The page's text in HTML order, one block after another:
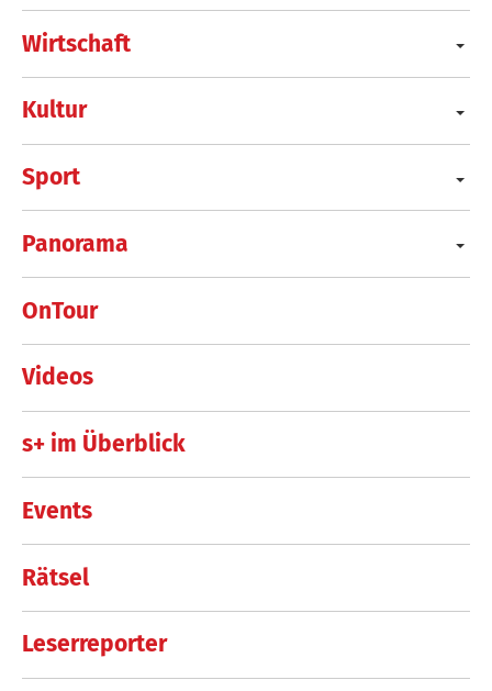
Wirtschaft
Kultur
Sport
Panorama
OnTour
Videos
s+ im Überblick
Events
Rätsel
Leserreporter